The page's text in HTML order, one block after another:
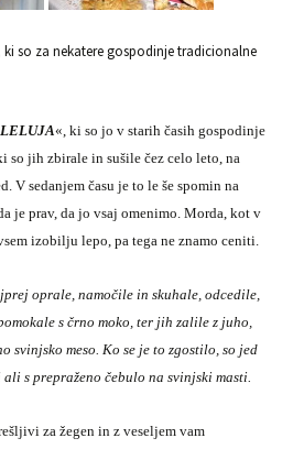
so za nekatere gospodinje tradicionalne
«, ki so jo v starih časih gospodinje
jih zbirale in sušile čez celo leto, na
V sedanjem času je to le še spomin na
je prav, da jo vsaj omenimo. Morda, kot v
izobilju lepo, pa tega ne znamo ceniti.
oprale, namočile in skuhale, odcedile,
s črno moko, ter jih zalile z juho,
svinjsko meso. Ko se je to zgostilo, so jed
s prepraženo čebulo na svinjski masti.
za žegen in z veseljem vam